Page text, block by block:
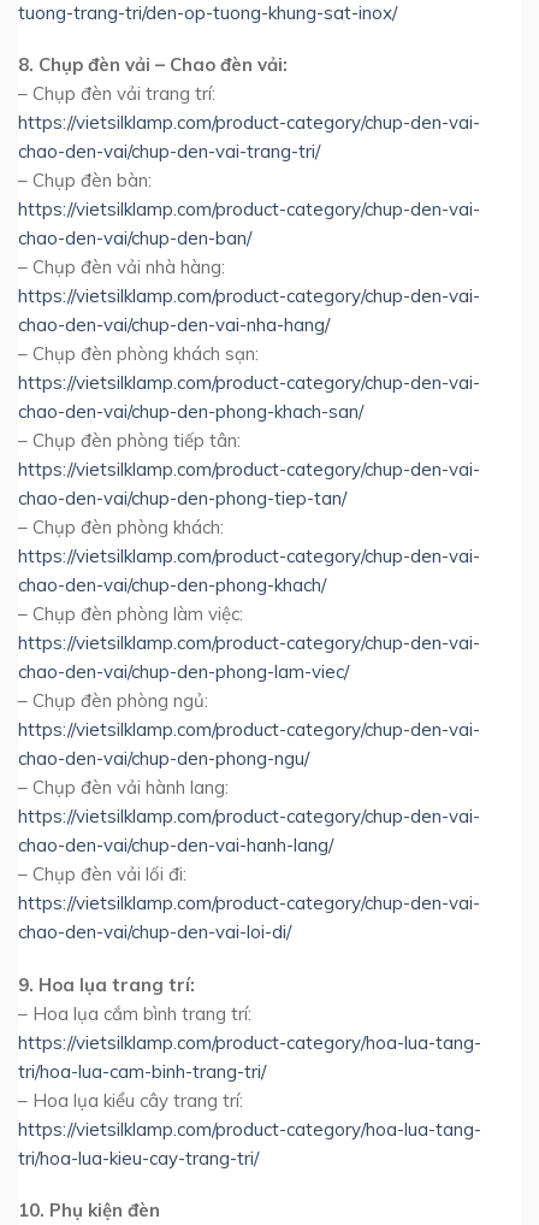
tuong-trang-tri/den-op-tuong-khung-sat-inox/
8. Chụp đèn vải – Chao đèn vải:
– Chụp đèn vải trang trí:
https://vietsilklamp.com/product-category/chup-den-vai-
chao-den-vai/chup-den-vai-trang-tri/
– Chụp đèn bàn:
https://vietsilklamp.com/product-category/chup-den-vai-
chao-den-vai/chup-den-ban/
– Chụp đèn vải nhà hàng:
https://vietsilklamp.com/product-category/chup-den-vai-
chao-den-vai/chup-den-vai-nha-hang/
– Chụp đèn phòng khách sạn:
https://vietsilklamp.com/product-category/chup-den-vai-
chao-den-vai/chup-den-phong-khach-san/
– Chụp đèn phòng tiếp tân:
https://vietsilklamp.com/product-category/chup-den-vai-
chao-den-vai/chup-den-phong-tiep-tan/
– Chụp đèn phòng khách:
https://vietsilklamp.com/product-category/chup-den-vai-
chao-den-vai/chup-den-phong-khach/
– Chụp đèn phòng làm việc:
https://vietsilklamp.com/product-category/chup-den-vai-
chao-den-vai/chup-den-phong-lam-viec/
– Chụp đèn phòng ngủ:
https://vietsilklamp.com/product-category/chup-den-vai-
chao-den-vai/chup-den-phong-ngu/
– Chụp đèn vải hành lang:
https://vietsilklamp.com/product-category/chup-den-vai-
chao-den-vai/chup-den-vai-hanh-lang/
– Chụp đèn vải lối đi:
https://vietsilklamp.com/product-category/chup-den-vai-
chao-den-vai/chup-den-vai-loi-di/
9. Hoa lụa trang trí:
– Hoa lụa cắm bình trang trí:
https://vietsilklamp.com/product-category/hoa-lua-tang-
tri/hoa-lua-cam-binh-trang-tri/
– Hoa lụa kiểu cây trang trí:
https://vietsilklamp.com/product-category/hoa-lua-tang-
tri/hoa-lua-kieu-cay-trang-tri/
10. Phụ kiện đèn